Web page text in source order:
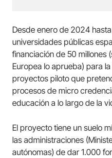
Desde enero de 2024
universidades públicas
financiación de 50 millones
Europea lo aprueba) para
proyectos piloto que
procesos de micro
educación a lo largo de la
El proyecto tiene un suelo
las administraciones
autónomas) de dar 1.000